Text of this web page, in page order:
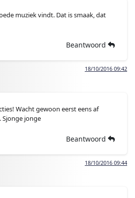
muziek vindt. Dat is smaak, dat
Beantwoord
18/10/2016 09:42
Wacht gewoon eerst eens af
Sjonge jonge
Beantwoord
18/10/2016 09:44